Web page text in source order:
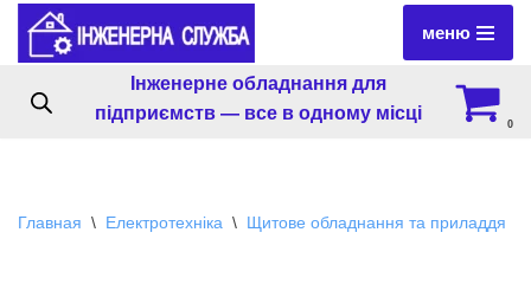
Перейти
содержимому
меню
Інженерне обладнання для
підприємств — все в одному місці
0
Главная \ Електротехніка \ Щитове обладнання та приладдя